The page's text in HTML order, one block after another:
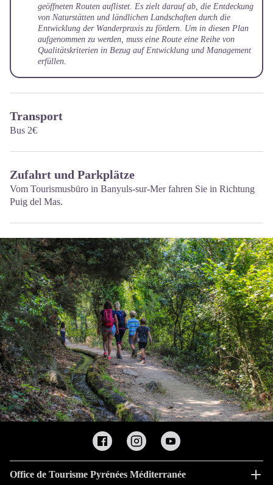
geöffneten Routen auflistet. Es zielt darauf ab, die Entdeckung
von Naturstätten und ländlichen Landschaften durch die
Entwicklung der Wanderpraxis zu fördern. Um in diesen Plan
aufgenommen zu werden, muss eine Route eine Reihe von
Qualitätskriterien in Bezug auf Entwicklung und Management
erfüllen.
Transport
Bus 2€
Zufahrt und Parkplätze
Vom Tourismusbüro in Banyuls-sur-Mer fahren Sie in Richtung
Puig del Mas.
Office de Tourisme Pyrénées Méditerranée